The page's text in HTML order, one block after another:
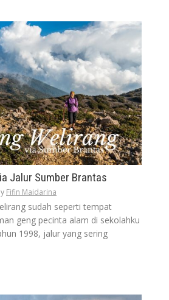
Jalur Sumber Brantas
Fifin Maidarina
sudah seperti tempat
geng pecinta alam di sekolahku
1998, jalur yang sering